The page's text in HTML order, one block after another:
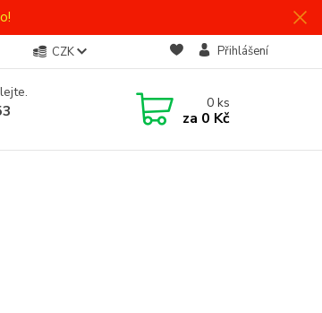
CZK Přihlášení
0ks
za 0 Kč